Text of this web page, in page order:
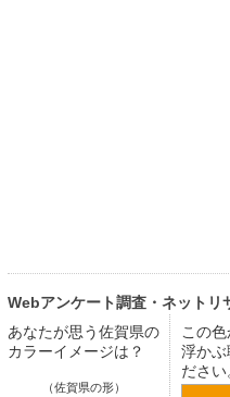
Webアンケート調査・ネットリ